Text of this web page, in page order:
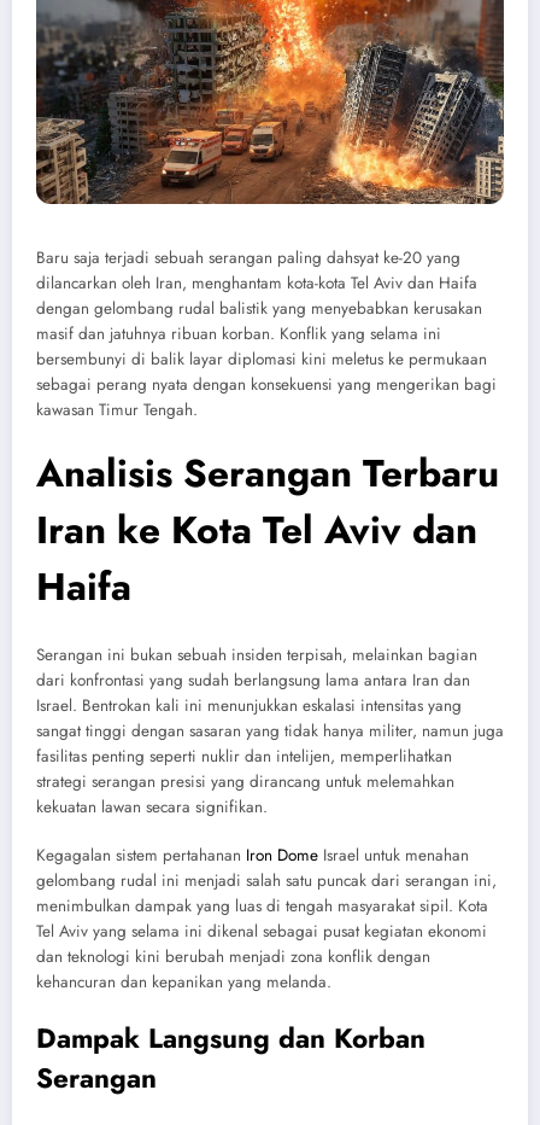
Baru saja terjadi sebuah serangan paling dahsyat ke-20 yang
dilancarkan oleh Iran, menghantam kota-kota Tel Aviv dan Haifa
dengan gelombang rudal balistik yang menyebabkan kerusakan
masif dan jatuhnya ribuan korban. Konflik yang selama ini
bersembunyi di balik layar diplomasi kini meletus ke permukaan
sebagai perang nyata dengan konsekuensi yang mengerikan bagi
kawasan Timur Tengah.
Analisis Serangan Terbaru
Iran ke Kota Tel Aviv dan
Haifa
Serangan ini bukan sebuah insiden terpisah, melainkan bagian
dari konfrontasi yang sudah berlangsung lama antara Iran dan
Israel. Bentrokan kali ini menunjukkan eskalasi intensitas yang
sangat tinggi dengan sasaran yang tidak hanya militer, namun juga
fasilitas penting seperti nuklir dan intelijen, memperlihatkan
strategi serangan presisi yang dirancang untuk melemahkan
kekuatan lawan secara signifikan.
Kegagalan sistem pertahanan Iron Dome Israel untuk menahan
gelombang rudal ini menjadi salah satu puncak dari serangan ini,
menimbulkan dampak yang luas di tengah masyarakat sipil. Kota
Tel Aviv yang selama ini dikenal sebagai pusat kegiatan ekonomi
dan teknologi kini berubah menjadi zona konflik dengan
kehancuran dan kepanikan yang melanda.
Dampak Langsung dan Korban
Serangan